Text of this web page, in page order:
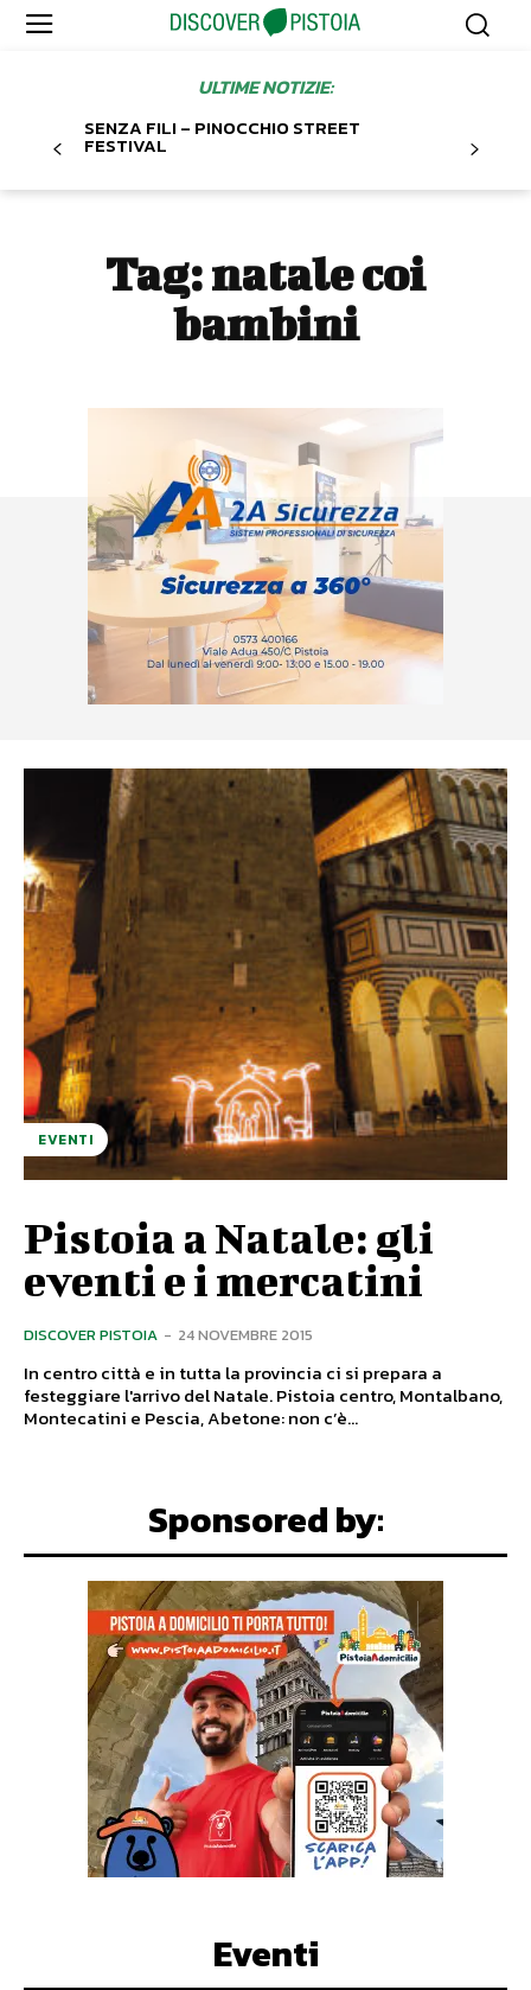
ULTIME NOTIZIE:
SENZA FILI – PINOCCHIO STREET
FESTIVAL
Tag:natale coi
bambini
EVENTI
Pistoia a Natale: gli
eventi e i mercatini
DISCOVER PISTOIA - 24 NOVEMBRE 2015
In centro città e in tutta la provincia ci si prepara a
festeggiare l'arrivo del Natale. Pistoia centro, Montalbano,
Montecatini e Pescia, Abetone: non c’è...
Sponsored by:
Eventi